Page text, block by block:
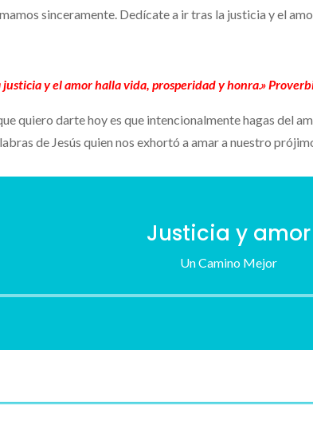
sinceramente. Dedícate a ir tras la justicia y el
justicia y el amor halla vida, prosperidad y honra.»
quiero darte hoy es que intencionalmente hagas del
de Jesús quien nos exhortó a amar a nuestro
Justicia y amor
Un Camino Mejor
Reproductor